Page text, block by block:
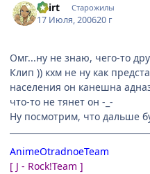
Dzirt Старожилы
17 Июля, 200620 г
Омг...ну не знаю, чего-то
Клип )) кхм не ну как
населения он канешна
что-то не тянет он -_-
Ну посмотрим, что дальше
AnimeOtradnoeTeam
[ J - Rock!Team ]